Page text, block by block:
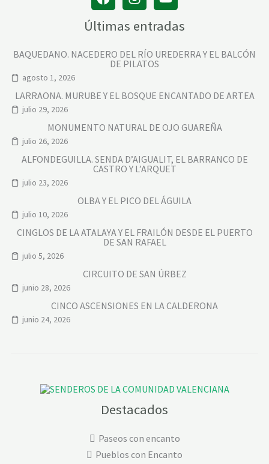
Últimas entradas
BAQUEDANO. NACEDERO DEL RÍO UREDERRA Y EL BALCÓN
DE PILATOS
agosto 1, 2026
LARRAONA. MURUBE Y EL BOSQUE ENCANTADO DE ARTEA
julio 29, 2026
MONUMENTO NATURAL DE OJO GUAREÑA
julio 26, 2026
ALFONDEGUILLA. SENDA D’AIGUALIT, EL BARRANCO DE
CASTRO Y L’ARQUET
julio 23, 2026
OLBA Y EL PICO DEL ÁGUILA
julio 10, 2026
CINGLOS DE LA ATALAYA Y EL FRAILÓN DESDE EL PUERTO
DE SAN RAFAEL
julio 5, 2026
CIRCUITO DE SAN ÚRBEZ
junio 28, 2026
CINCO ASCENSIONES EN LA CALDERONA
junio 24, 2026
Destacados
Paseos con encanto
Pueblos con Encanto